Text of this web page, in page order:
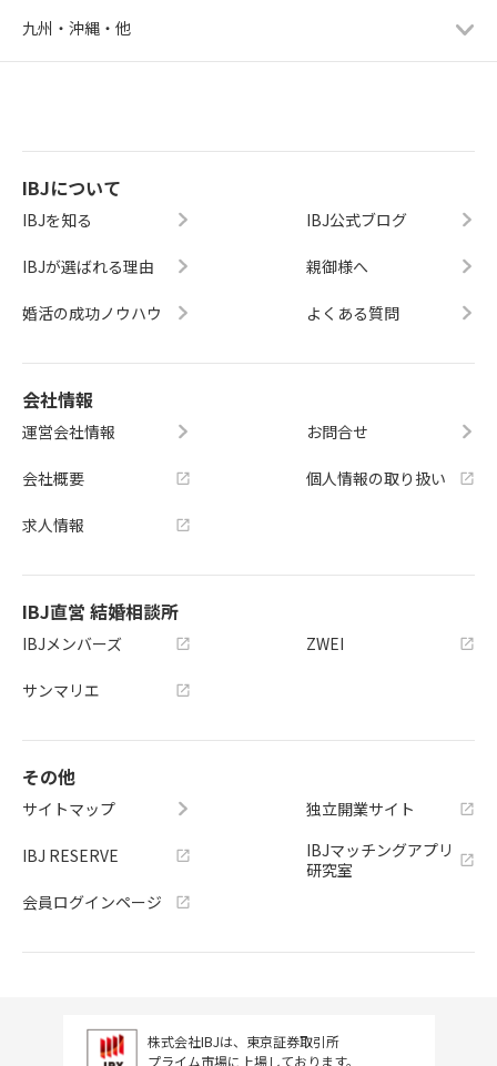
九州・沖縄・他
IBJについて
IBJを知る
IBJが選ばれる理由
婚活の成功ノウハウ
IBJ公式ブログ
親御様へ
よくある質問
会社情報
運営会社情報
会社概要
求人情報
お問合せ
個人情報の取り扱い
IBJ直営 結婚相談所
IBJメンバーズ
サンマリエ
ZWEI
その他
サイトマップ
IBJ RESERVE
会員ログインページ
独立開業サイト
IBJマッチングアプリ
研究室
株式会社IBJは、東京証券取引所
プライム市場に上場しております。